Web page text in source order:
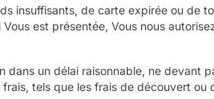
insuffisants, de carte expirée ou de
est présentée, Vous nous
un délai raisonnable, ne
tels que les frais de découvert